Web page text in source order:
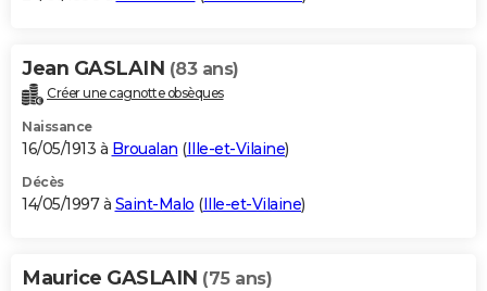
Jean GASLAIN (83 ans)
Créer une cagnotte obsèques
Naissance
16/05/1913 à Broualan (Ille-et-Vilaine)
Décès
14/05/1997 à Saint-Malo (Ille-et-Vilaine)
Maurice GASLAIN (75 ans)